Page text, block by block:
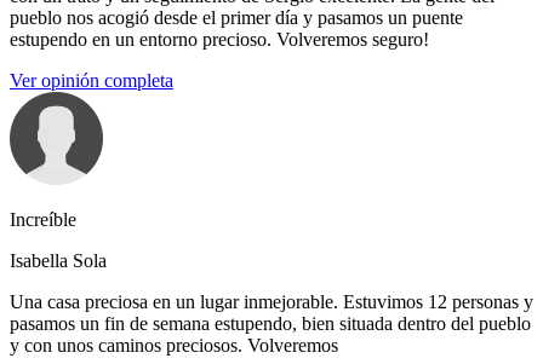
pueblo nos acogió desde el primer día y pasamos un puente
estupendo en un entorno precioso. Volveremos seguro!
Ver opinión completa
Increíble
Isabella Sola
Una casa preciosa en un lugar inmejorable. Estuvimos 12 personas y
pasamos un fin de semana estupendo, bien situada dentro del pueblo
y con unos caminos preciosos. Volveremos